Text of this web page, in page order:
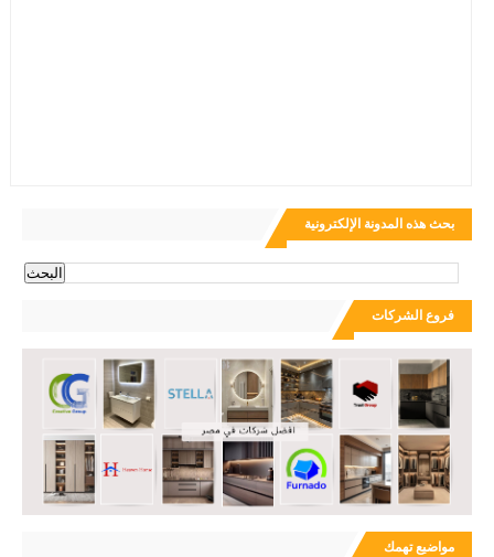
بحث هذه المدونة الإلكترونية
فروع الشركات
مواضيع تهمك